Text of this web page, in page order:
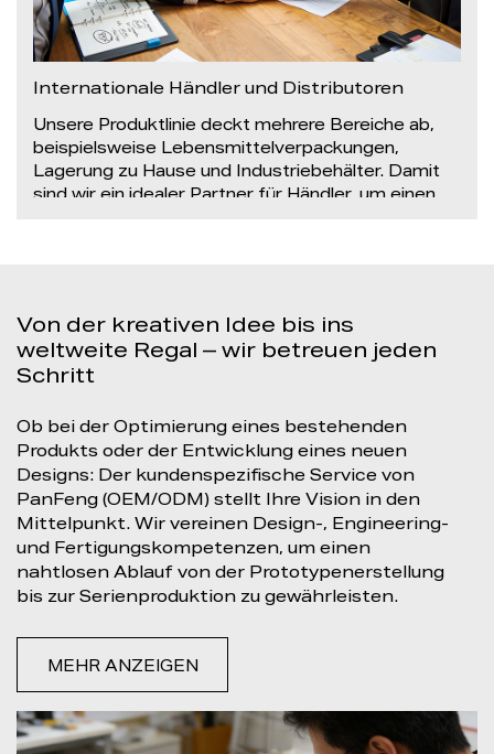
Internationale Händler und Distributoren
Unsere Produktlinie deckt mehrere Bereiche ab,
beispielsweise Lebensmittelverpackungen,
Lagerung zu Hause und Industriebehälter. Damit
sind wir ein idealer Partner für Händler, um einen
Von der kreativen Idee bis ins
weltweite Regal – wir betreuen jeden
Schritt
Ob bei der Optimierung eines bestehenden
Produkts oder der Entwicklung eines neuen
Designs: Der kundenspezifische Service von
PanFeng (OEM/ODM) stellt Ihre Vision in den
Mittelpunkt. Wir vereinen Design-, Engineering-
und Fertigungskompetenzen, um einen
nahtlosen Ablauf von der Prototypenerstellung
bis zur Serienproduktion zu gewährleisten.
MEHR ANZEIGEN